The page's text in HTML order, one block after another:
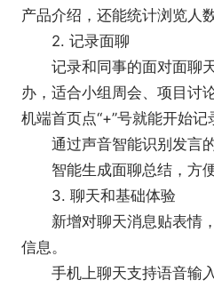
【企业微信软件作用】
1、企业身份校验
通过开放协议识别企业身
微信访问企业网页或小程序
产品介绍，还能统计浏览人数
2. 记录面聊
记录和同事的面对面聊天
办，适合小组周会、项目讨
机端首页点“+”号就能开始记
通过声音智能识别发言的
智能生成面聊总结，方便
3. 聊天和基础体验
新增对聊天消息贴表情，
信息。
手机上聊天支持语音输入